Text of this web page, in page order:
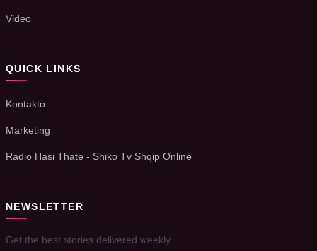
Video
QUICK LINKS
Kontakto
Marketing
Radio Hasi Thate - Shiko Tv Shqip Online
NEWSLETTER
Get the best stories delivered weekly.